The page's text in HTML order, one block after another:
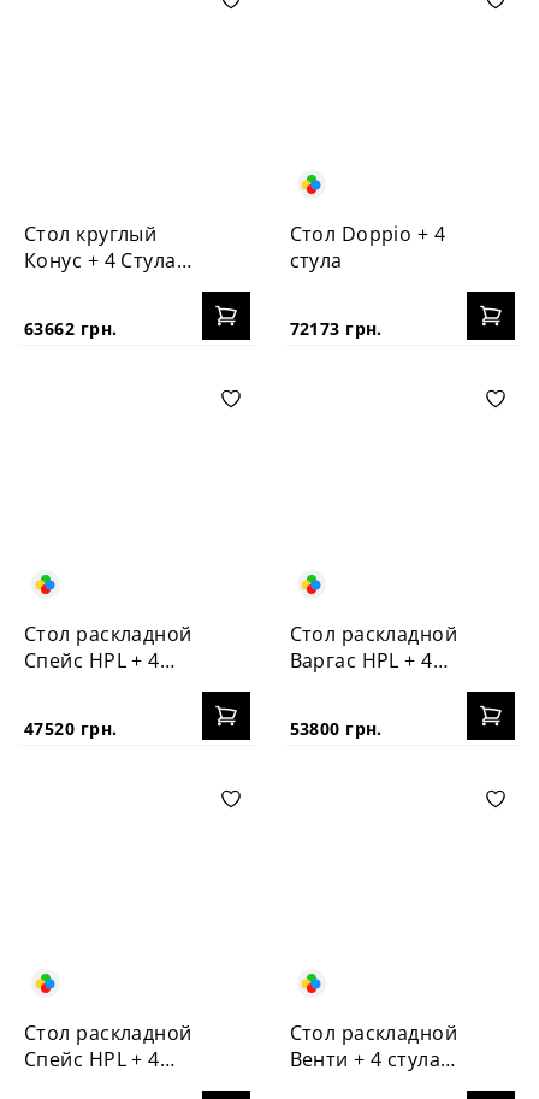
Стол круглый
Конус + 4 Стула
63662 грн.
Стол Doppio + 4
стула
72173 грн.
Стол раскладной
Спейс HPL + 4
47520 грн.
Стол раскладной
Варгас HPL + 4
53800 грн.
Стол раскладной
Спейс HPL + 4
Стол раскладной
Венти + 4 стула